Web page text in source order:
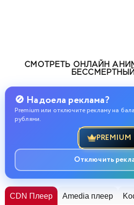
СМОТРЕТЬ ОНЛАЙН
🚫 Надоела реклама?
Premium или отключите рекламу на
рублями.
PREMIUM
Отключить
CDN Плеер Amedia плеер